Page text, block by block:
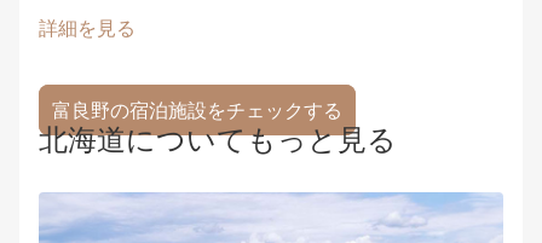
詳細を見る
富良野の宿泊施設をチェックする
北海道についてもっと見る